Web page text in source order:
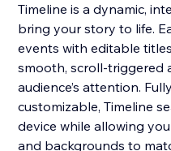
Timeline is a dynamic,
bring your story to life.
events with editable
smooth, scroll-triggered
audience’s attention.
customizable, Timeline
device while allowing
and backgrounds to